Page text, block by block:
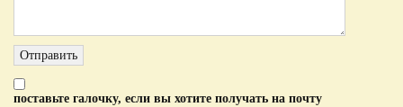
поставьте галочку, если вы хотите получать на почту